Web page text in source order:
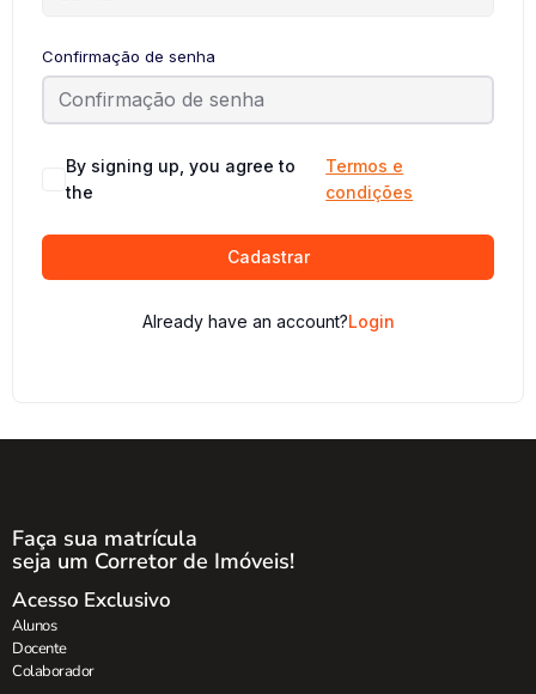
Confirmação de senha
By signing up, you agree to
the
Termos e
condições
Cadastrar
Already have an account?Login
Faça sua matrícula
seja um Corretor de Imóveis!
Acesso Exclusivo
Alunos
Docente
Colaborador